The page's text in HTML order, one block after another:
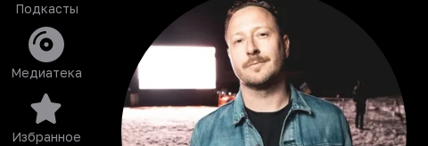
Подкасты
Медиатека
Избранное